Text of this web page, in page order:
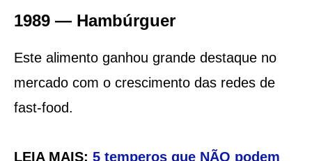
1989 — Hambúrguer
Este alimento ganhou grande destaque no
mercado com o crescimento das redes de
fast-food.
LEIA MAIS: 5 temperos que NÃO podem